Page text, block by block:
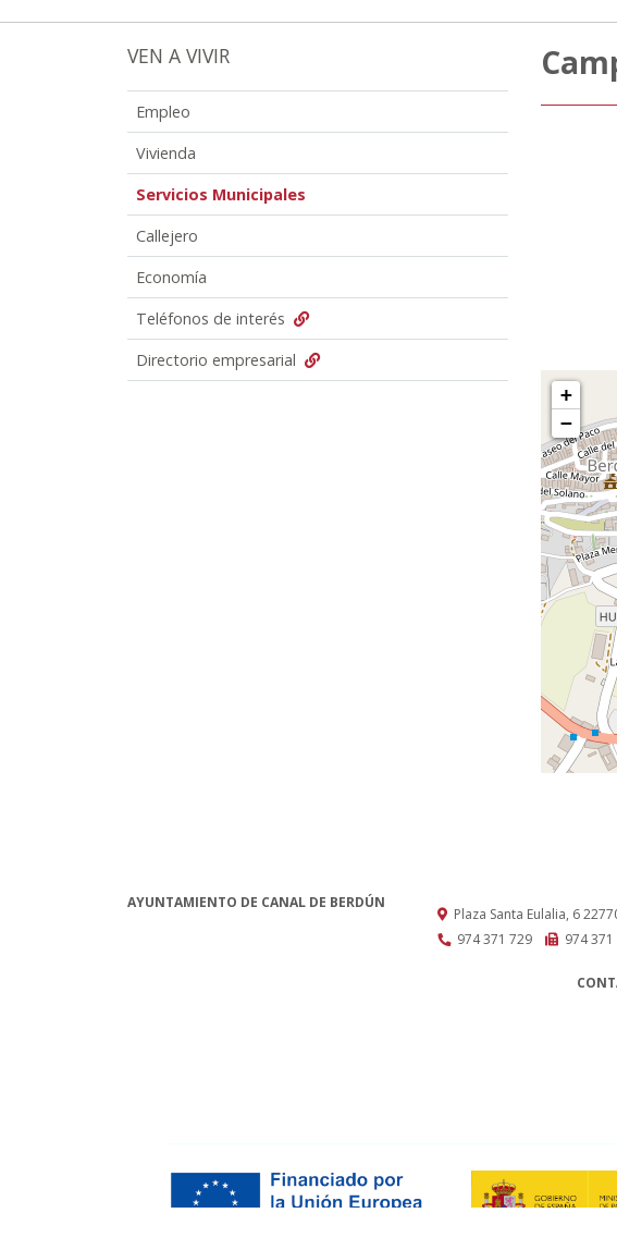
VEN A VIVIR
Empleo
Vivienda
Servicios Municipales
Callejero
Economía
Teléfonos de interés
Directorio empresarial
+
−
AYUNTAMIENTO DE CANAL DE BERDÚN
Plaza Santa Eulalia, 6
974 371 729
974 371